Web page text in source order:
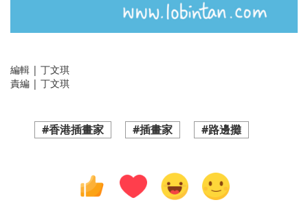
編輯 | 丁文琪
責編 | 丁文琪
#香港插畫家 #插畫家 #路邊攤